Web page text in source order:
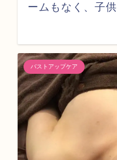
ームもなく、子
バストアップケア